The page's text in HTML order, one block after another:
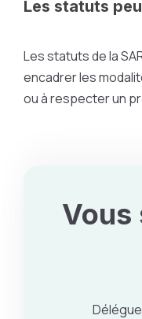
Les statuts
Les statuts de la
encadrer les
ou à respecter un
Vous